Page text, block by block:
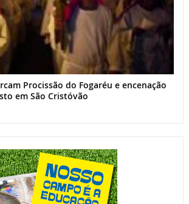
Procissão do Fogaréu e encenação
em São Cristóvão